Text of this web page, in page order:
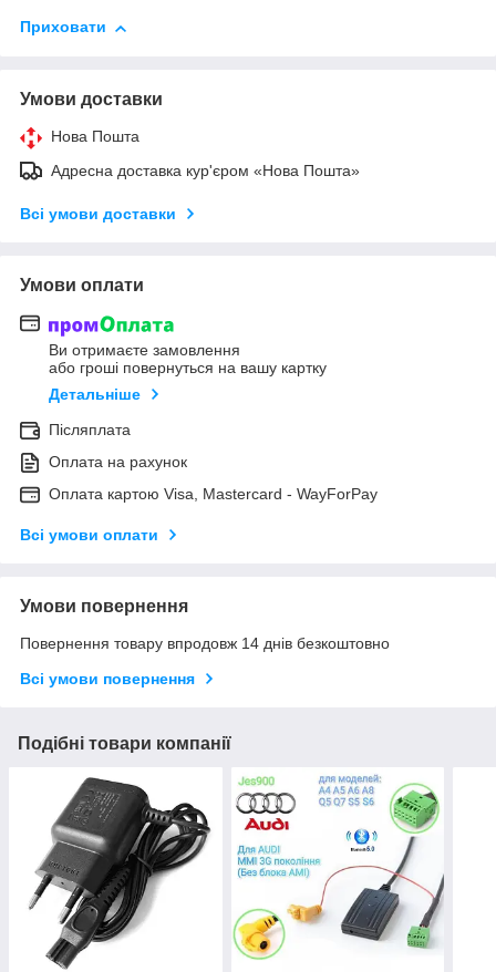
Приховати
Умови доставки
Нова Пошта
Адресна доставка кур'єром «Нова Пошта»
Всі умови доставки
Умови оплати
Ви отримаєте замовлення
або гроші повернуться на вашу картку
Детальніше
Післяплата
Оплата на рахунок
Оплата картою Visa, Mastercard - WayForPay
Всі умови оплати
Умови повернення
Повернення товару впродовж 14 днів безкоштовно
Всі умови повернення
Подібні товари компанії